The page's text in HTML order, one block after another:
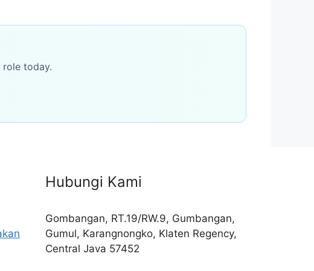
today.
Hubungi Kami
Gombangan, RT.19/RW.9, Gumbangan,
Gumul, Karangnongko, Klaten Regency,
Central Java 57452